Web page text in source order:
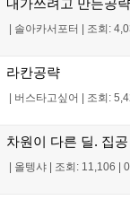
내가쓰려고 만든공략
솔아카서포터 조회:
라칸공략
버스타고싶어 조회:
차원이 다른 딜. 집
올텡샤 조회: 11,106